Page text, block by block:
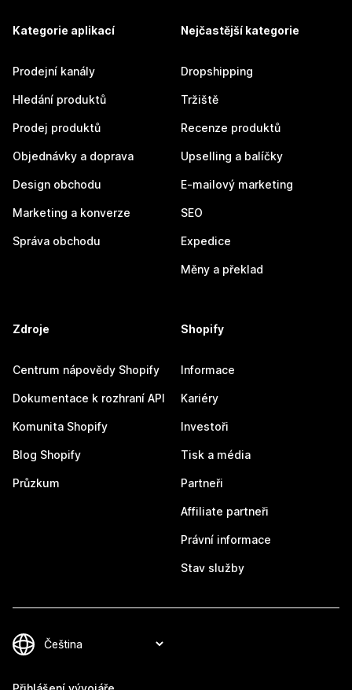
Kategorie aplikací
Prodejní kanály
Hledání produktů
Prodej produktů
Objednávky a doprava
Design obchodu
Marketing a konverze
Správa obchodu
Nejčastější kategorie
Dropshipping
Tržiště
Recenze produktů
Upselling a balíčky
E-mailový marketing
SEO
Expedice
Měny a překlad
Zdroje
Centrum nápovědy Shopify
Dokumentace k rozhraní API
Komunita Shopify
Blog Shopify
Průzkum
Shopify
Informace
Kariéry
Investoři
Tisk a média
Partneři
Affiliate partneři
Právní informace
Stav služby